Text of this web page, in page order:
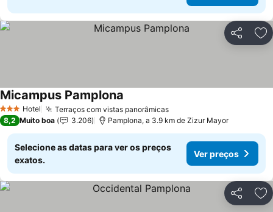
Partilhar
3 EstrelasHotel Terraços com vistas panorâmicasVer preços
Micampus Pamplona
8,2 Muito boa 3.206 Pamplona, a 3.9 km de Zizur Mayor
Selecione as datas para ver os preços
exatos.
Ver preços
Partilhar